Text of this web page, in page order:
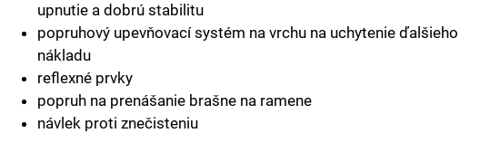
upnutie a dobrú stabilitu
popruhový upevňovací systém na vrchu na uchytenie ďalšieho
nákladu
reflexné prvky
popruh na prenášanie brašne na ramene
návlek proti znečisteniu